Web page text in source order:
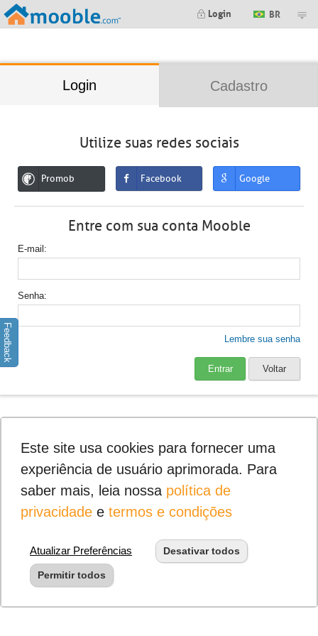
Login BR
Login Cadastro
Utilize suas redes sociais
Promob Facebook Google
Entre com sua conta Mooble
E-mail
Senha
Lembre sua senha
Entrar Voltar
Feedback
Este site usa cookies para fornecer uma
experiência de usuário aprimorada. Para
saber mais, leia nossa política de
privacidadee termos e condições
Atualizar Preferências Desativar todos
Permitir todos